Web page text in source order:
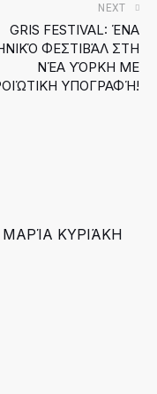
NEXT
GRIS FESTIVAL: ΈΝΑ
ΦΕΣΤΙΒΆΛ ΣΤΗ
ΝΈΑ ΥΌΡΚΗ ΜΕ
ΥΠΟΓΡΑΦΉ!
ΚΥΡΙΆΚΗ